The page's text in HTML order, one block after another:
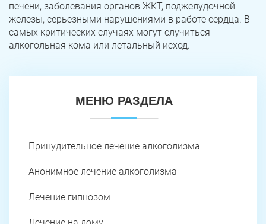
печени, заболевания органов ЖКТ, поджелудочной
железы, серьезными нарушениями в работе сердца. В
самых критических случаях могут случиться
алкогольная кома или летальный исход.
МЕНЮ РАЗДЕЛА
Принудительное лечение алкоголизма
Анонимное лечение алкоголизма
Лечение гипнозом